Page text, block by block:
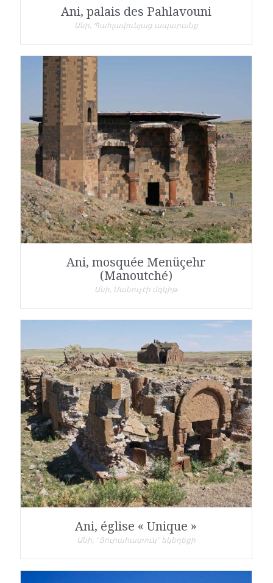
Ani, palais des Pahlavouni
Անի, Պահլավունյաց ապարանք
Ani, mosquée Menüçehr
(Manoutché)
Անի, Մանուչէի մզկիթ
Ani, église « Unique »
Անի, "Յուրահատուկ" եկեղեցի